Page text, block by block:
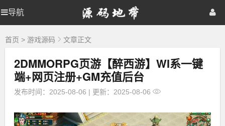
导航
源
码
带
源
码
首页 网站源码
棋牌源码
首页 > 游戏源码 文章正文
2DMMORPG页游【醉西游】WI系一键
端+网页注册+GM充值后台
发布时间：2025-08-06 | 更新：2025-08-06